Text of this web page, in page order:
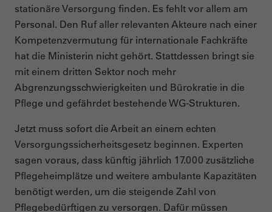
stationäre Versorgung finden. Es fehlt vor allem am
Personal. Den Ruf aller relevanten Akteure nach einer
Kompetenzvermutung für internationale Fachkräfte
hat die Ministerin nicht gehört. Stattdessen bringt sie
mit einem dritten Sektor noch mehr
Abgrenzungsschwierigkeiten und Bürokratie in die
Pflege und gefährdet bestehende WG-Strukturen.
Jetzt muss sofort die Arbeit an einem echten
Versorgungssicherheitsgesetz beginnen. Experten
sagen voraus, dass künftig jährlich 17.000 zusätzliche
Pflegeheimplätze und weitere ambulante Kapazitäten
benötigt werden, um die steigende Zahl von
Pflegebedürftigen zu versorgen. Dafür müssen